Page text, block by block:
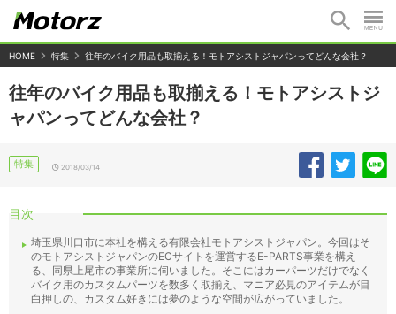
HOME 特集 往年のバイク用品も取揃える！モトアシストジャパンってどんな会社？
往年のバイク用品も取揃える！モトアシストジ
ャパンってどんな会社？
特集 2018/03/14
目次
埼玉県川口市に本社を構える有限会社モトアシストジャパン。今回はそ
のモトアシストジャパンのECサイトを運営するE-PARTS事業を構え
る、同県上尾市の事業所に伺いました。そこにはカーパーツだけでなく
バイク用のカスタムパーツを数多く取揃え、マニア必見のアイテムが目
白押しの、カスタム好きには夢のような空間が広がっていました。